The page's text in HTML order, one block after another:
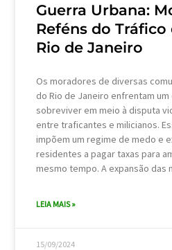
Guerra Urbana:
Reféns do
Rio de Janeiro
Os moradores de diversas
do Rio de Janeiro enfrentam
sobreviver em meio à disputa
entre traficantes e milicianos.
impõem um regime de medo e
residentes a pagar taxas para
mesmo tempo. A expansão das
LEIA MAIS »
15/09/2024